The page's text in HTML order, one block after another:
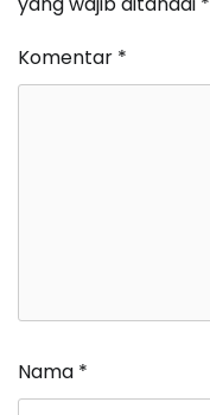
Komentar *
Nama *